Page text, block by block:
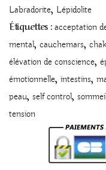
Labradorite, Lépidolite
Étiquettes : acceptation
mental, cauchemars,
élévation de conscience,
émotionnelle, intestins,
peau, self control,
tension